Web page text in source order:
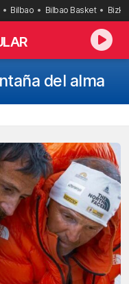
Bilbao Bilbao Basket
del alma